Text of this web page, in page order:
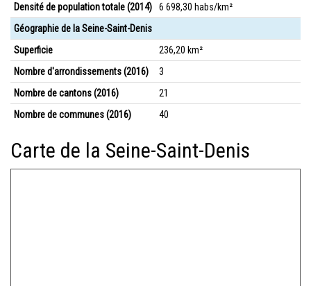
Densité de population totale (2014)
6 698,30 habs/km²
Géographie de la Seine-Saint-Denis
Superficie
236,20 km²
Nombre d'arrondissements (2016)
3
Nombre de cantons (2016)
21
Nombre de communes (2016)
40
Carte de la Seine-Saint-Denis